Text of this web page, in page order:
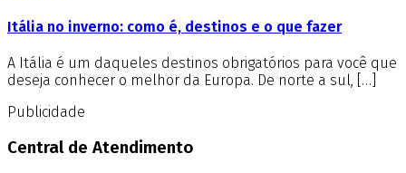
Itália no inverno: como é, destinos e o que fazer
A Itália é um daqueles destinos obrigatórios para você que
deseja conhecer o melhor da Europa. De norte a sul, […]
Publicidade
Central de Atendimento